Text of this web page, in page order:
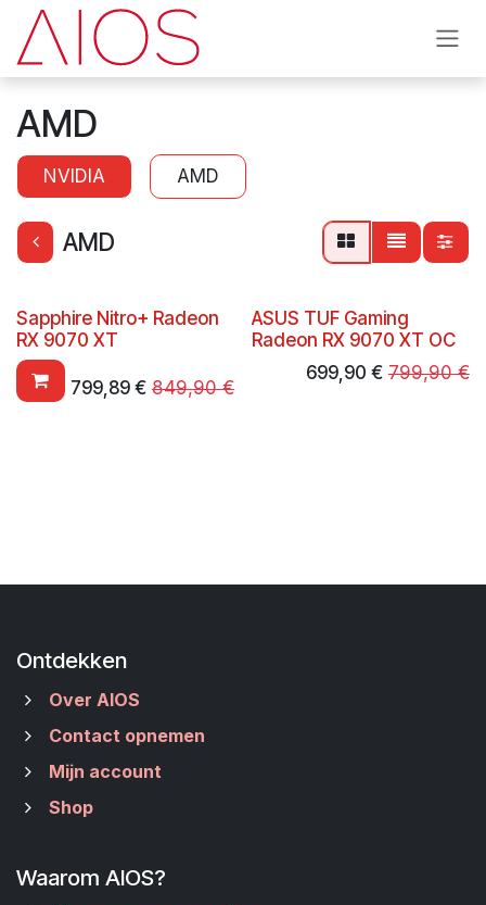
Overslaan naar inhoud
AMD
NVIDIA AMD
AMD
Sapphire Nitro+ Radeon
RX 9070 XT
799,89€ 849,90€
ASUS TUF Gaming
Radeon RX 9070 XT OC
699,90 € 799,90€
Ontdekken
Over AIOS
Contact opnemen
Mijn account
Shop
Waarom AIOS?